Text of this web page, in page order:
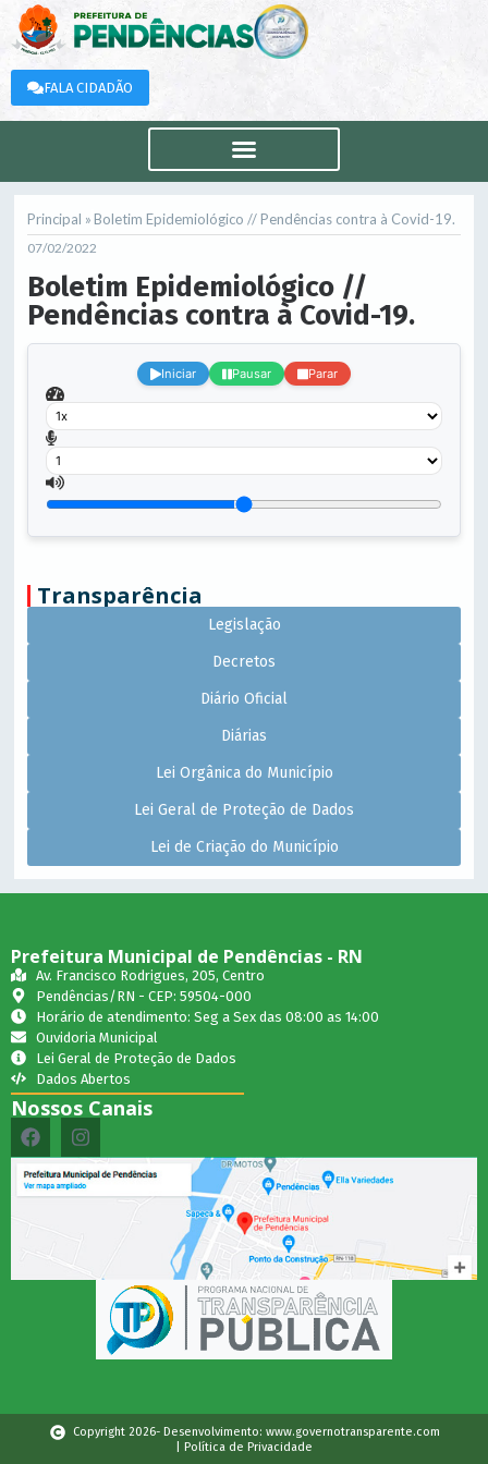
FALA CIDADÃO
Principal » Boletim Epidemiológico // Pendências contra à Covid-19.
07/02/2022
Boletim Epidemiológico //
Pendências contra à Covid-19.
Iniciar Pausar Parar
Transparência
Legislação
Decretos
Diário Oficial
Diárias
Lei Orgânica do Município
Lei Geral de Proteção de Dados
Lei de Criação do Município
Prefeitura Municipal de Pendências - RN
Av. Francisco Rodrigues, 205, Centro
Pendências/RN - CEP: 59504-000
Horário de atendimento: Seg a Sex das 08:00 as 14:00
Ouvidoria Municipal
Lei Geral de Proteção de Dados
Dados Abertos
Nossos Canais
Copyright 2026- Desenvolvimento: www.governotransparente.com
| Política de Privacidade